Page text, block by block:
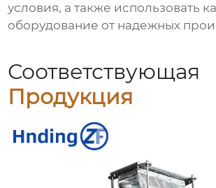
условия, а также использовать
оборудование от надежных
Соответствующая
Продукция